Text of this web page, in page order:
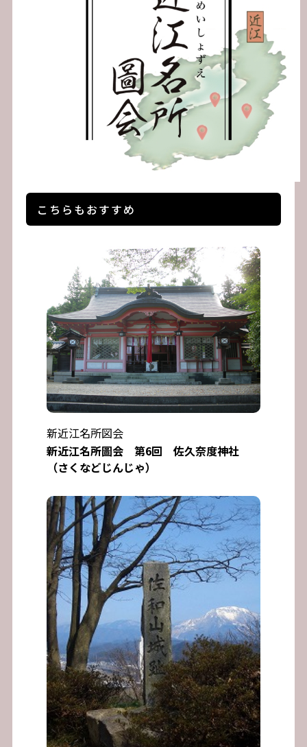
こちらもおすすめ
新近江名所図会
新近江名所圖会 第6回 佐久奈度神社
（さくなどじんじゃ）